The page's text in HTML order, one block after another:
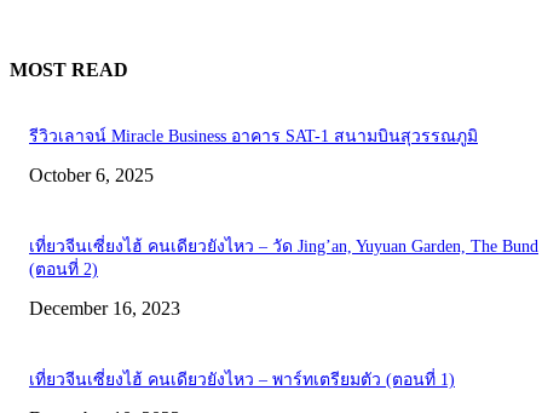
MOST READ
รีวิวเลาจน์ Miracle Business อาคาร SAT-1 สนามบินสุวรรณภูมิ
October 6, 2025
เที่ยวจีนเซี่ยงไฮ้ คนเดียวยังไหว – วัด Jing’an, Yuyuan Garden, The Bund
(ตอนที่ 2)
December 16, 2023
เที่ยวจีนเซี่ยงไฮ้ คนเดียวยังไหว – พาร์ทเตรียมตัว (ตอนที่ 1)